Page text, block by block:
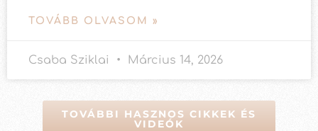
TOVÁBB OLVASOM »
Csaba Sziklai Március 14, 2026
TOVÁBBI HASZNOS CIKKEK ÉS
VIDEÓK